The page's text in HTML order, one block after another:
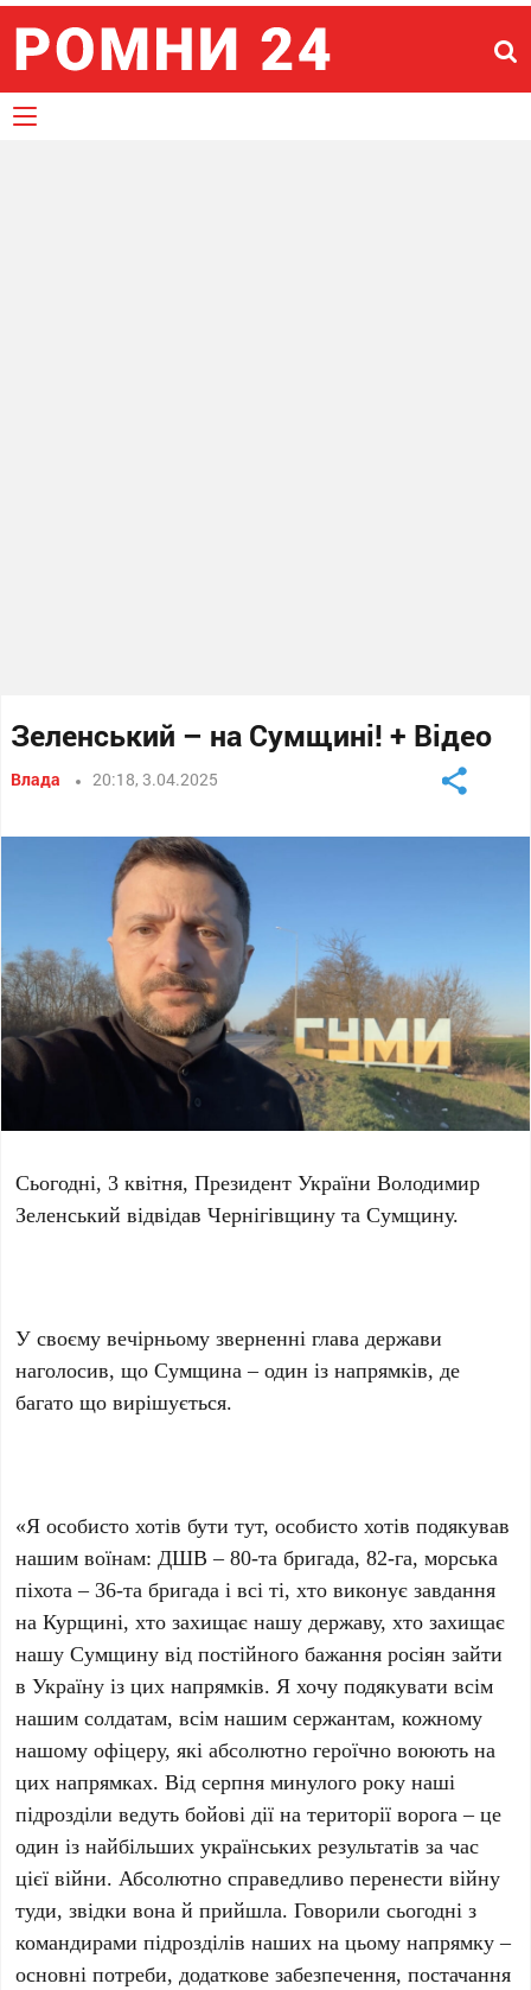
Зеленський – на Сумщині! + Відео
Влада 20:18, 3.04.2025
Сьогодні, 3 квітня, Президент України Володимир
Зеленський відвідав Чернігівщину та Сумщину.
У своєму вечірньому зверненні глава держави
наголосив, що Сумщина – один із напрямків, де
багато що вирішується.
«Я особисто хотів бути тут, особисто хотів подякував
нашим воїнам: ДШВ – 80-та бригада, 82-га, морська
піхота – 36-та бригада і всі ті, хто виконує завдання
на Курщині, хто захищає нашу державу, хто захищає
нашу Сумщину від постійного бажання росіян зайти
в Україну із цих напрямків. Я хочу подякувати всім
нашим солдатам, всім нашим сержантам, кожному
нашому офіцеру, які абсолютно героїчно воюють на
цих напрямках. Від серпня минулого року наші
підрозділи ведуть бойові дії на території ворога – це
один із найбільших українських результатів за час
цієї війни. Абсолютно справедливо перенести війну
туди, звідки вона й прийшла. Говорили сьогодні з
командирами підрозділів наших на цьому напрямку –
основні потреби, додаткове забезпечення, постачання